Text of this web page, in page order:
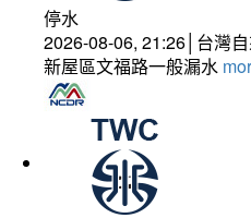
停水
2026-08-06, 21:26│台灣
新屋區文福路一般漏水